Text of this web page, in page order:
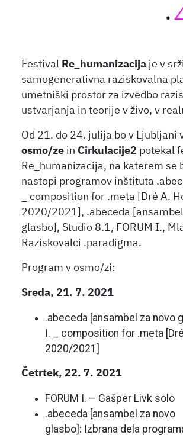
Festival Re_humanizacija je v srži
samogenerativna raziskovalna
umetniški prostor za izvedbo
ustvarjanja in teorije v živo, v
Od 21. do 24. julija bo v Ljubljani
osmo/ze in Cirkulacije2 potekal
Re_humanizacija, na katerem se
nastopi programov inštituta
_ composition for .meta [Dré A.
2020/2021], .abeceda
glasbo], Studio 8.1, FORUM I.,
Raziskovalci .paradigma.
Program v osmo/zi:
Sreda, 21. 7. 2021
.abeceda [ansambel za novo
I. _ composition for .meta
2020/2021]
Četrtek, 22. 7. 2021
FORUM I. – Gašper Livk solo
.abeceda [ansambel za novo
glasbo] : Izbrana dela